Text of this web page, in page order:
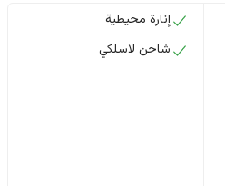
إنارة محيطية
شاحن لاسلكي